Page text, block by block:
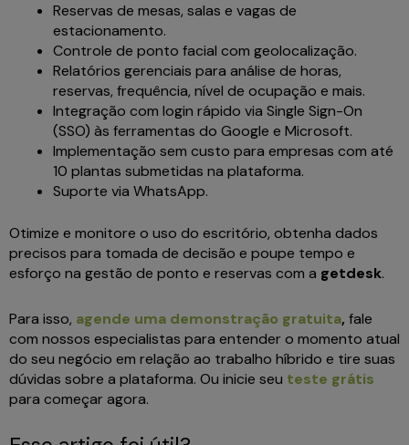
Reservas de mesas, salas e vagas de
estacionamento.
Controle de ponto facial com geolocalização.
Relatórios gerenciais para análise de horas,
reservas, frequência, nível de ocupação e mais.
Integração com login rápido via Single Sign-On
(SSO) às ferramentas do Google e Microsoft.
Implementação sem custo para empresas com até
10 plantas submetidas na plataforma.
Suporte via WhatsApp.
Otimize e monitore o uso do escritório, obtenha dados
precisos para tomada de decisão e poupe tempo e
esforço na gestão de ponto e reservas com a getdesk.
Para isso, agende uma demonstração gratuita, fale
com nossos especialistas para entender o momento atual
do seu negócio em relação ao trabalho híbrido e tire suas
dúvidas sobre a plataforma. Ou inicie seu teste grátis
para começar agora.